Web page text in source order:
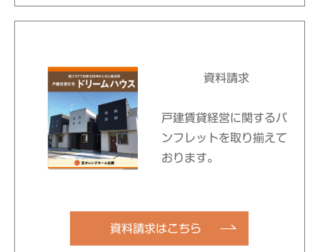
資料請求
戸建賃貸経営に関するパ
ンフレットを取り揃えて
おります。
資料請求はこちら